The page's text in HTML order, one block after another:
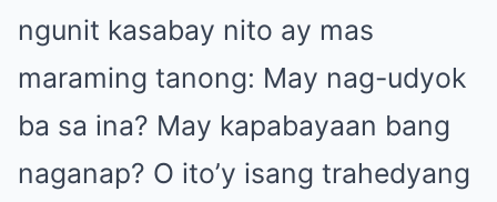
ngunit kasabay nito ay mas
maraming tanong: May nag-udyok
ba sa ina? May kapabayaan bang
naganap? O ito’y isang trahedyang